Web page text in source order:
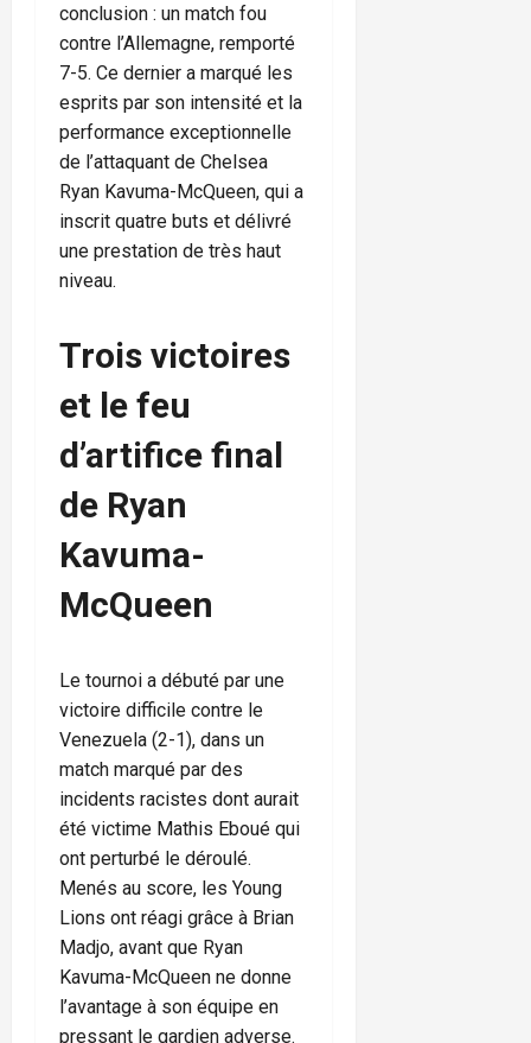
conclusion : un match fou
contre l’Allemagne, remporté
7-5. Ce dernier a marqué les
esprits par son intensité et la
performance exceptionnelle
de l’attaquant de Chelsea
Ryan Kavuma-McQueen, qui a
inscrit quatre buts et délivré
une prestation de très haut
niveau.
Trois victoires
et le feu
d’artifice final
de Ryan
Kavuma-
McQueen
Le tournoi a débuté par une
victoire difficile contre le
Venezuela (2-1), dans un
match marqué par des
incidents racistes dont aurait
été victime Mathis Eboué qui
ont perturbé le déroulé.
Menés au score, les Young
Lions ont réagi grâce à Brian
Madjo, avant que Ryan
Kavuma-McQueen ne donne
l’avantage à son équipe en
pressant le gardien adverse.